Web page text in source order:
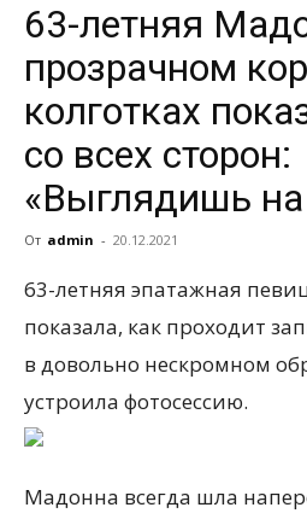
обо
всем
63-летняя
прозрачном
колготках
со всех сторон:
«Выглядишь на
От admin - 20.12.2021
63-летняя эпатажная
показала, как проходит
в довольно нескромном
устроила фотосессию.
Мадонна всегда шла